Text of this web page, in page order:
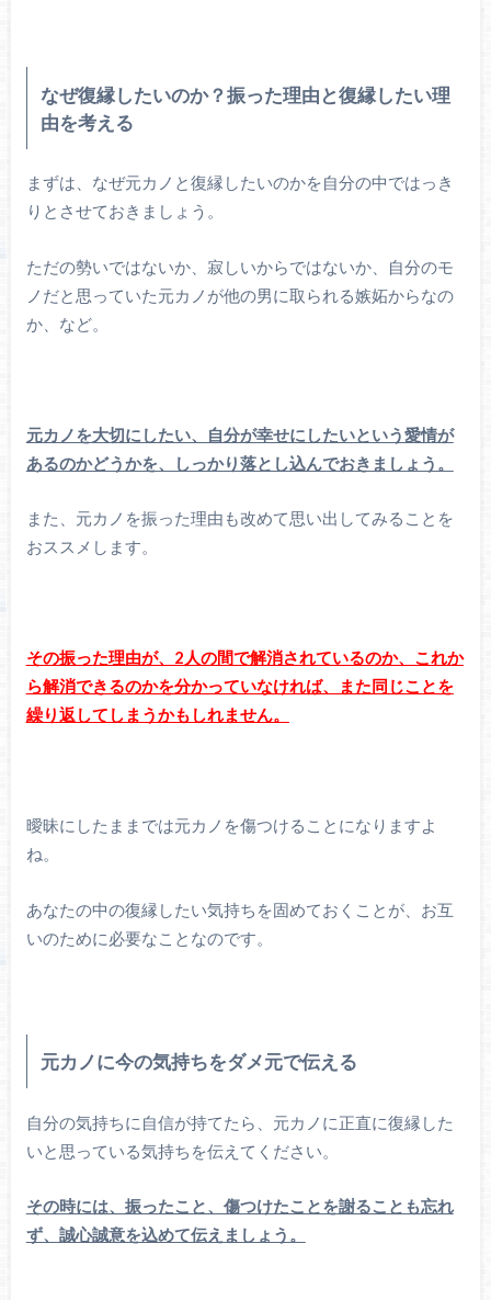
なぜ復縁したいのか？振った理由と復縁したい理
由を考える
まずは、なぜ元カノと復縁したいのかを自分の中ではっき
りとさせておきましょう。
ただの勢いではないか、寂しいからではないか、自分のモ
ノだと思っていた元カノが他の男に取られる嫉妬からなの
か、など。
元カノを大切にしたい、自分が幸せにしたいという愛情が
あるのかどうかを、しっかり落とし込んでおきましょう。
また、元カノを振った理由も改めて思い出してみることを
おススメします。
その振った理由が、2人の間で解消されているのか、これか
ら解消できるのかを分かっていなければ、また同じことを
繰り返してしまうかもしれません。
曖昧にしたままでは元カノを傷つけることになりますよ
ね。
あなたの中の復縁したい気持ちを固めておくことが、お互
いのために必要なことなのです。
元カノに今の気持ちをダメ元で伝える
自分の気持ちに自信が持てたら、元カノに正直に復縁した
いと思っている気持ちを伝えてください。
その時には、振ったこと、傷つけたことを謝ることも忘れ
ず、誠心誠意を込めて伝えましょう。